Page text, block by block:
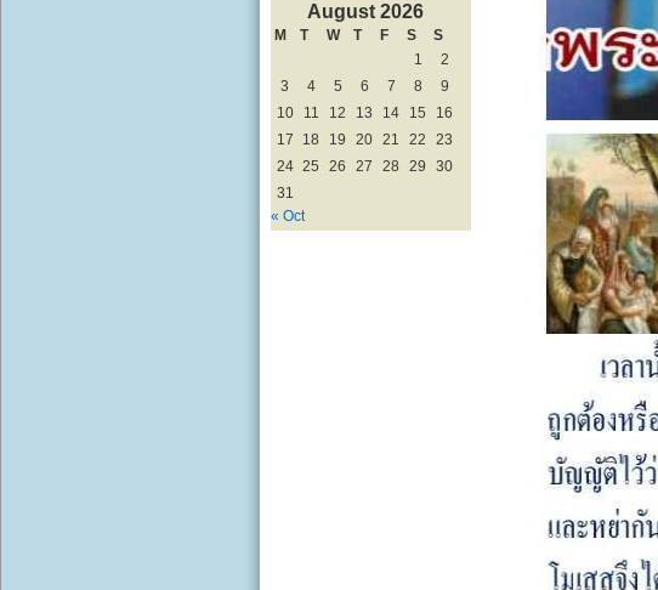
August 2026
M T W T F S
S
1
2
3
4 5 6 7 8
9
10
11 12 13 14 15
16
17
18 19 20 21 22
23
24 25 26 27 28 29
30
31
« Oct